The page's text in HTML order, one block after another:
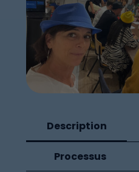
Description
Processus